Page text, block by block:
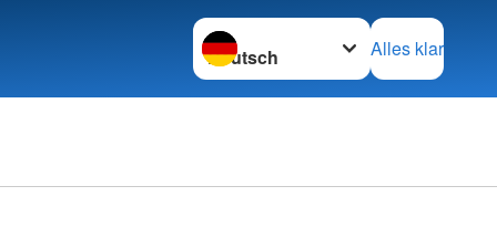
Sprache wechseln zu
Alles klar